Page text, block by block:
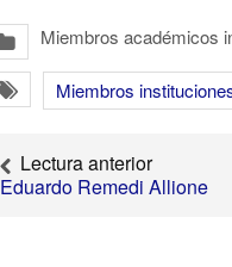
Miembros académicos
Miembros
Lectura anterior
Eduardo Remedi Allione